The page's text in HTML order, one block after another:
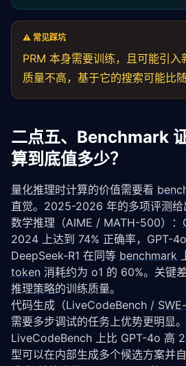
⚠️ 常见踩坑
PRM 本身需要训练，且可能引入
质量不高，基于它的搜索可能比
二点五、Benchmark
算到底值多少？
量化推理时计算的价值需要看
直觉。2025-2026 年的多项评测给
数学推理（AIME / MATH-500）：
2024 上达到 74% 正确率，GPT-4o
DeepSeek-R1 在同等 benchmark
token 消耗约为 o1 的 60%。关键
推理策略的训练质量。
代码生成（LiveCodeBench /
需要多步调试的任务上优势更明显
LiveCodeBench 上比 GPT-4o 高
型可以在内部生成多个候选方案并自